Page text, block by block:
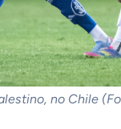
no Chile